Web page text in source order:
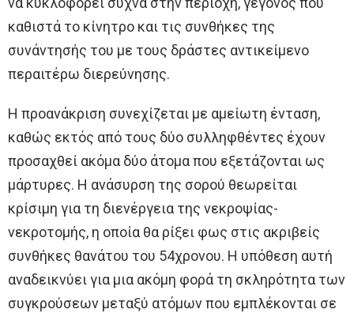
καθιστά το κίνητρο και τις συνθήκες της
συνάντησής του με τους δράστες αντικείμενο
περαιτέρω διερεύνησης.
Η προανάκριση συνεχίζεται με αμείωτη ένταση,
καθώς εκτός από τους δύο συλληφθέντες έχουν
προσαχθεί ακόμα δύο άτομα που εξετάζονται ως
μάρτυρες. Η ανάσυρση της σορού θεωρείται
κρίσιμη για τη διενέργεια της νεκροψίας-
νεκροτομής, η οποία θα ρίξει φως στις ακριβείς
συνθήκες θανάτου του 54χρονου. Η υπόθεση αυτή
αναδεικνύει για μια ακόμη φορά τη σκληρότητα των
συγκρούσεων μεταξύ ατόμων που εμπλέκονται σε